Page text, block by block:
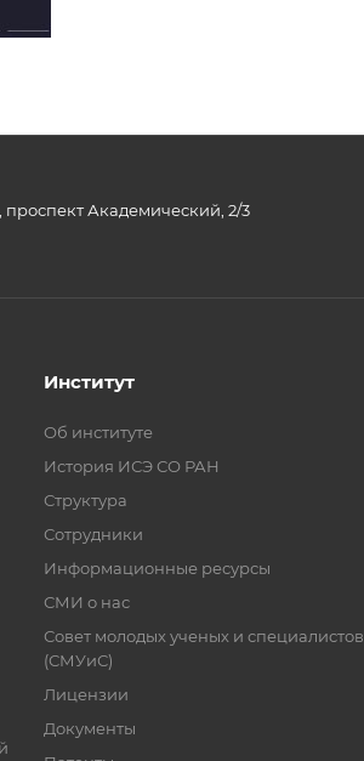
проспект Академический, 2/3
Институт
Об институте
История ИСЭ СО РАН
Структура
Сотрудники
Информационные ресурсы
СМИ о нас
Совет молодых ученых и специалистов
(СМУиС)
Лицензии
Документы